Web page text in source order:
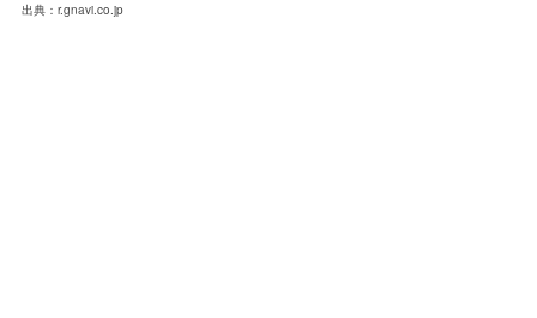
出典：r.gnavi.co.jp